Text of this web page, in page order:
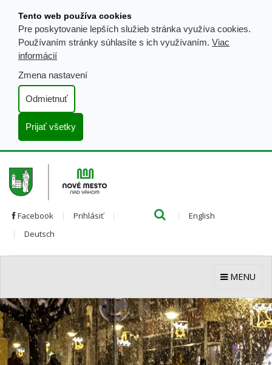
obsahu
Tento web používa cookies
Pre poskytovanie lepších služieb stránka využíva cookies.
Používaním stránky súhlasíte s ich využívaním. Viac
informácií
Zmena nastavení
Odmietnuť
Prijať všetky
Facebook Prihlásiť English
Deutsch
MENU